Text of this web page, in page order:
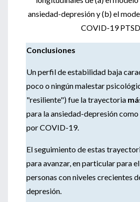
ansiedad-depresión y (b) el
COVID-19
Conclusiones
Un perfil de estabilidad baja
poco o ningún malestar
"resiliente") fue la trayectoria
para la ansiedad-depresión
por COVID-19.
El seguimiento de estas
para avanzar, en particular para
personas con niveles crecientes
depresión.